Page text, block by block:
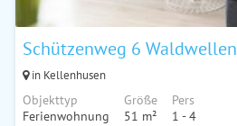
Schützenweg 6 Waldwellen
in Kellenhusen
Objekttyp
Ferienwohnung
Größe
51 m²
Pers
1 - 4